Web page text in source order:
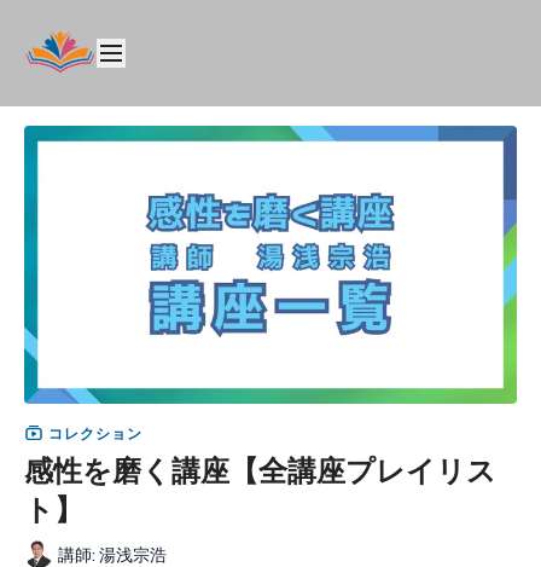
コレクション
感性を磨く講座【全講座プレイリス
ト】
講師: 湯浅宗浩